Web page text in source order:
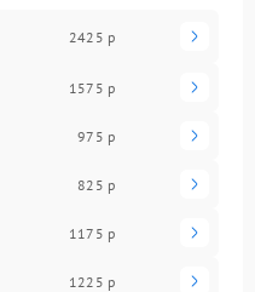
2425 р
1575 р
975 р
825 р
1175 р
1225 р